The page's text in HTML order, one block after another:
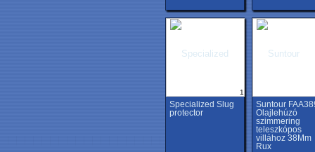
1
Specialized Slug
protector
Suntour
Olajlehúzó
szimmering
teleszkópos
villához 38Mm
Rux